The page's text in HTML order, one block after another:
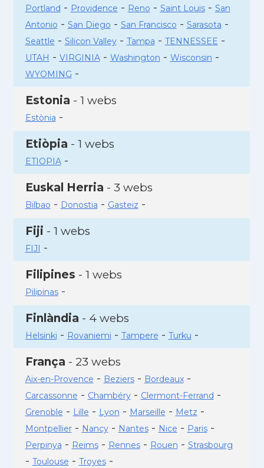
Portland - Providence - Reno - Saint Louis- San
Antonio - San Diego - San Francisco - Sarasota -
Seattle - Silicon Valley- Tampa - TENNESSEE -
UTAH - VIRGINIA- Washington - Wisconsin -
WYOMING -
Estonia - 1 webs
Estònia -
Etiòpia - 1 webs
ETIOPIA-
Euskal Herria - 3 webs
Bilbao - Donostia - Gasteiz -
Fiji - 1 webs
FIJI -
Filipines - 1 webs
Pilipinas-
Finlàndia - 4 webs
Helsinki - Rovaniemi - Tampere - Turku -
França - 23 webs
Aix-en-Provence - Beziers- Bordeaux-
Carcassonne - Chambéry- Clermont-Ferrand -
Grenoble - Lille - Lyon - Marseille - Metz -
Montpellier- Nancy- Nantes- Nice - Paris-
Perpinya - Reims- Rennes- Rouen - Strasbourg
- Toulouse - Troyes-